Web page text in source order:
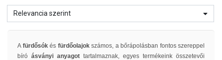
Relevancia szerint
A fürdősók és fürdőolajok számos, a bőrápolásban fontos szereppel
bíró ásványi anyagot tartalmaznak, egyes termékeink összetevői